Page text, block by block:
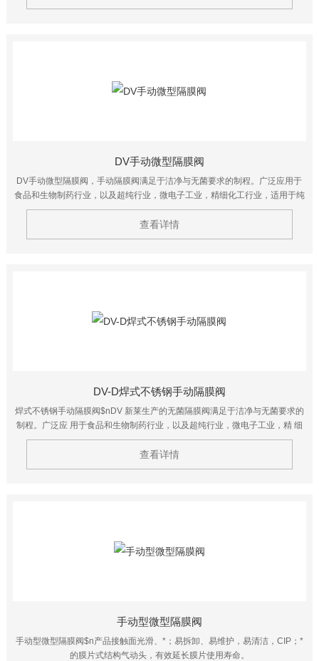
DV手动微型隔膜阀
DV手动微型隔膜阀，手动隔膜阀满足于洁净与无菌要求的制程。广泛应用于
食品和生物制药行业，以及超纯行业，微电子工业，精细化工行业，适用于纯
化水系统、注射水(WFI)、精细化工及日化用品等行业。
查看详情
DV-D焊式不锈钢手动隔膜阀
焊式不锈钢手动隔膜阀$nDV 新莱生产的无菌隔膜阀满足于洁净与无菌要求的
制程。广泛应 用于食品和生物制药行业，以及超纯行业，微电子工业，精 细
化工行业。适用于纯化水系统、注射水（WFI）、精细化工及日 化用品等行
业。
查看详情
手动型微型隔膜阀
手动型微型隔膜阀$n产品接触面光滑、*；易拆卸、易维护，易清洁，CIP；*
的膜片式结构气动头，有效延长膜片使用寿命。